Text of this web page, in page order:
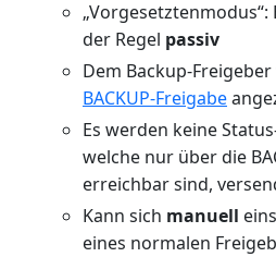
der Regel passiv
Dem Backup-
BACKUP-Freigabe
Es werden keine
welche nur über die
erreichbar sind,
Kann sich manuell
eines normalen